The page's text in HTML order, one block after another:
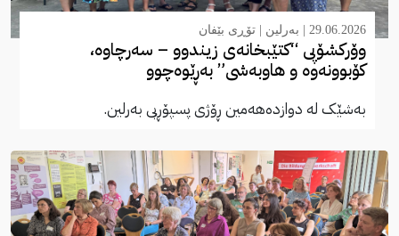
29.06.2026 | بەرلین تۆڕی بێفان
وۆرکشۆپی “کتێبخانەی زیندوو – سەرچاوە،
کۆبوونەوە و هاوبەشی” بەڕێوەچوو
بەشێک لە دوازدەهەمین ڕۆژی پسپۆڕیی بەرلین.